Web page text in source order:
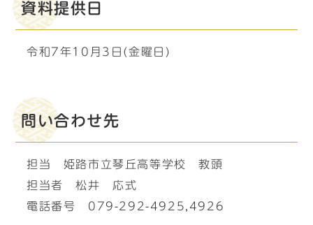
資料提供日
令和7年10月3日(金曜日)
問い合わせ先
担当 姫路市立琴丘高等学校 教頭
担当者 松井 応式
電話番号 079-292-4925,4926